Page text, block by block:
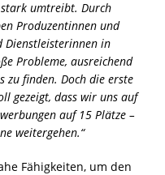
umtreibt. Durch
Produzentinnen und
Dienstleisterinnen in
Probleme, ausreichend
zu finden. Doch die erste
gezeigt, dass wir uns auf
auf 15 Plätze –
weitergehen.“
Fähigkeiten, um den